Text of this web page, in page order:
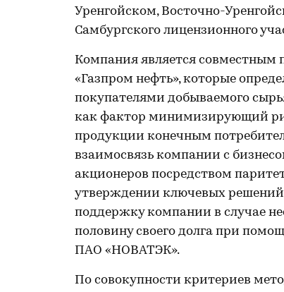
Уренгойском, Восточно-
Самбургского лицензионного
Компания является
«Газпром нефть», которые
покупателями добываемого
как фактор минимизирующий
продукции конечным
взаимосвязь компании с
акционеров посредством
утверждении ключевых решений,
поддержку компании в случае
половину своего долга при
ПАО «НОВАТЭК».
По совокупности критериев